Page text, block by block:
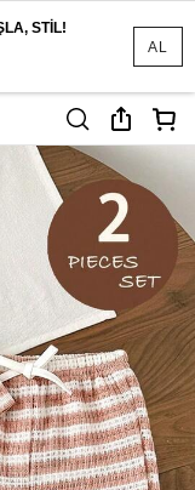
AL
STİL!